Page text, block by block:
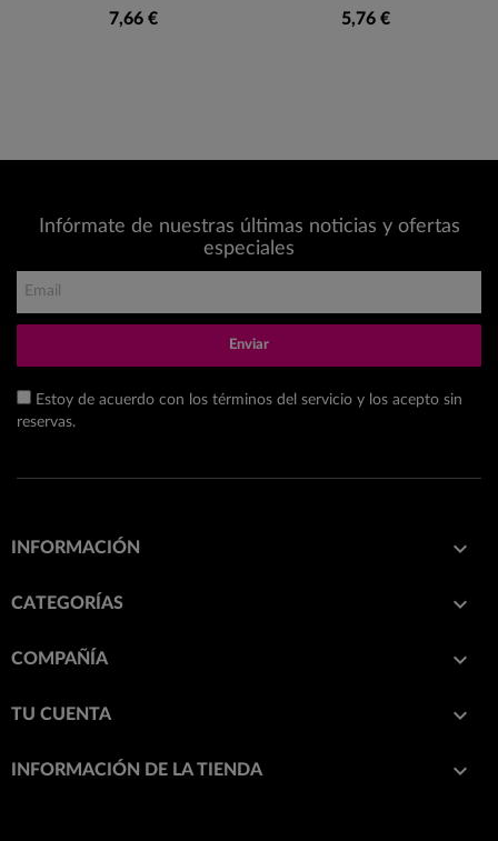
7,66 €
5,76 €
Infórmate de nuestras últimas noticias y ofertas
especiales
Enviar
Estoy de acuerdo con los términos del servicio y los acepto sin
reservas.
INFORMACIÓN 
CATEGORÍAS 
COMPAÑÍA 
TU CUENTA 
INFORMACIÓN DE LA TIENDA keyboard_arrow_down